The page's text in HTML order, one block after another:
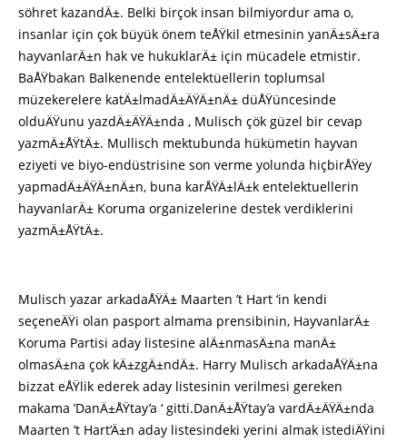
söhret kazandÄ±. Belki birçok insan bilmiyordur ama o,
insanlar için çok büyük önem teÅŸkil etmesinin yanÄ±sÄ±ra
hayvanlarÄ±n hak ve hukuklarÄ± için mücadele etmistir.
BaÅŸbakan Balkenende entelektüellerin toplumsal
müzekerelere katÄ±lmadÄ±ÄŸÄ±nÄ± düÅŸüncesinde
olduÄŸunu yazdÄ±ÄŸÄ±nda , Mulisch çök güzel bir cevap
yazmÄ±ÅŸtÄ±. Mullisch mektubunda hükümetin hayvan
eziyeti ve biyo-endüstrisine son verme yolunda hiçbirÅŸey
yapmadÄ±ÄŸÄ±nÄ±n, buna karÅŸÄ±lÄ±k entelektuellerin
hayvanlarÄ± Koruma organizelerine destek verdiklerini
yazmÄ±ÅŸtÄ±.
Mulisch yazar arkadaÅŸÄ± Maarten ’t Hart ‘in kendi
seçeneÄŸi olan pasport almama prensibinin, HayvanlarÄ±
Koruma Partisi aday listesine alÄ±nmasÄ±na manÄ±
olmasÄ±na çok kÄ±zgÄ±ndÄ±. Harry Mulisch arkadaÅŸÄ±na
bizzat eÅŸlik ederek aday listesinin verilmesi gereken
makama ’DanÄ±ÅŸtay’a ‘ gitti.DanÄ±ÅŸtay’a vardÄ±ÄŸÄ±nda
Maarten ’t Hart’Ä±n aday listesindeki yerini almak istediÄŸini